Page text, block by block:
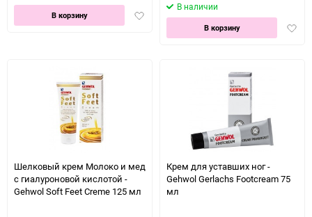
Добавить
избранное
В корзину
В наличии
В корзину
Шелковый крем Молоко и мед
с гиалуроновой кислотой -
Gehwol Soft Feet Creme 125 мл
Крем для уставших ног -
Gehwol Gerlachs Footcream 75
мл